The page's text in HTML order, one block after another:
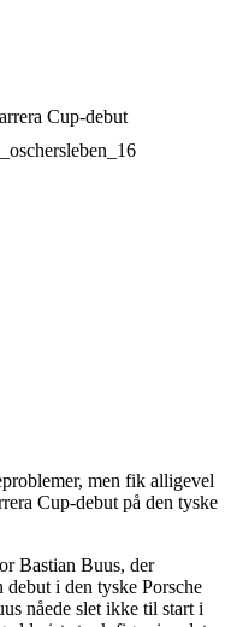
Cup-debut
men fik alligevel
Cup-debut på den tyske
Bastian Buus, der
i den tyske Porsche
nåede slet ikke til start i